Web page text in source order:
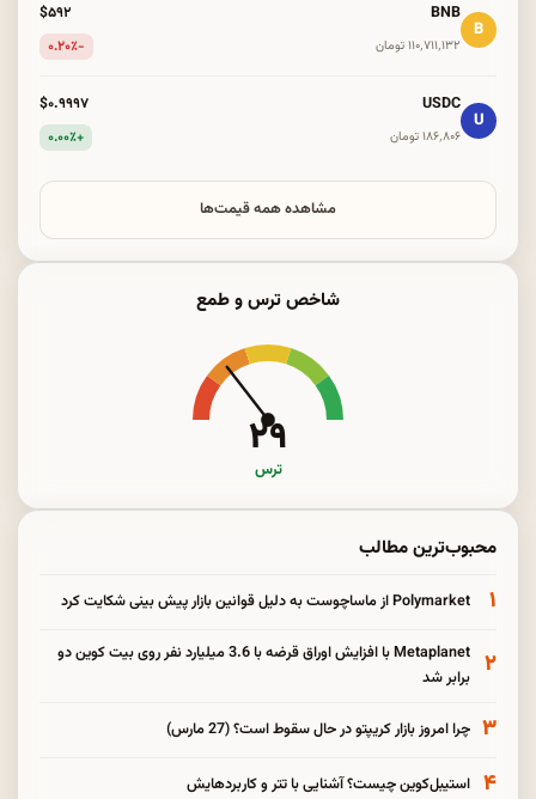
B
BNB
۱۱۰٬۷۱۱٬۱۳۲ تومان
$۵۹۲
-۰.۲۰٪
U
USDC
۱۸۶٬۸۰۶ تومان
$۰.۹۹۹۷
+۰.۰۰٪
مشاهده همه قیمت‌ها
شاخص ترس و طمع
۲۹
ترس
محبوب‌ترین مطالب
۱ Polymarket از ماساچوست به دلیل قوانین بازار پیش بینی شکایت کرد
۲
Metaplanet با افزایش اوراق قرضه با 3.6 میلیارد نفر روی بیت کوین دو
برابر شد
۳ چرا امروز بازار کریپتو در حال سقوط است؟ (27 مارس)
۴ استیبل‌کوین چیست؟ آشنایی با تتر و کاربردهایش